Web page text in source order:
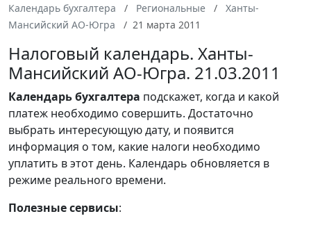
Календарь бухгалтера
Региональные
Ханты-
Мансийский АО-Югра
21 марта 2011
Налоговый календарь. Ханты-
Мансийский АО-Югра. 21.03.2011
Календарьбухгалтера подскажет, когда и какой
платеж необходимо совершить. Достаточно
выбрать интересующую дату, и появится
информация о том, какие налоги необходимо
уплатить в этот день. Календарь обновляется в
режиме реального времени.
Полезные сервисы: